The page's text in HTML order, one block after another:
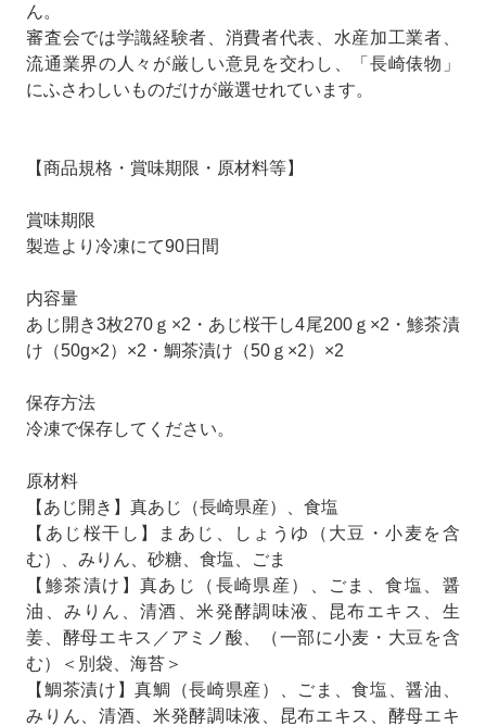
ん。
審査会では学識経験者、消費者代表、水産加工業者、
流通業界の人々が厳しい意見を交わし、「長崎俵物」
にふさわしいものだけが厳選せれています。
【商品規格・賞味期限・原材料等】
賞味期限
製造より冷凍にて90日間
内容量
あじ開き3枚270ｇ×2・あじ桜干し4尾200ｇ×2・鯵茶漬
け（50g×2）×2・鯛茶漬け（50ｇ×2）×2
保存方法
冷凍で保存してください。
原材料
【あじ開き】真あじ（長崎県産）、食塩
【あじ桜干し】まあじ、しょうゆ（大豆・小麦を含
む）、みりん、砂糖、食塩、ごま
【鯵茶漬け】真あじ（長崎県産）、ごま、食塩、醤
油、みりん、清酒、米発酵調味液、昆布エキス、生
姜、酵母エキス／アミノ酸、（一部に小麦・大豆を含
む）＜別袋、海苔＞
【鯛茶漬け】真鯛（長崎県産）、ごま、食塩、醤油、
みりん、清酒、米発酵調味液、昆布エキス、酵母エキ